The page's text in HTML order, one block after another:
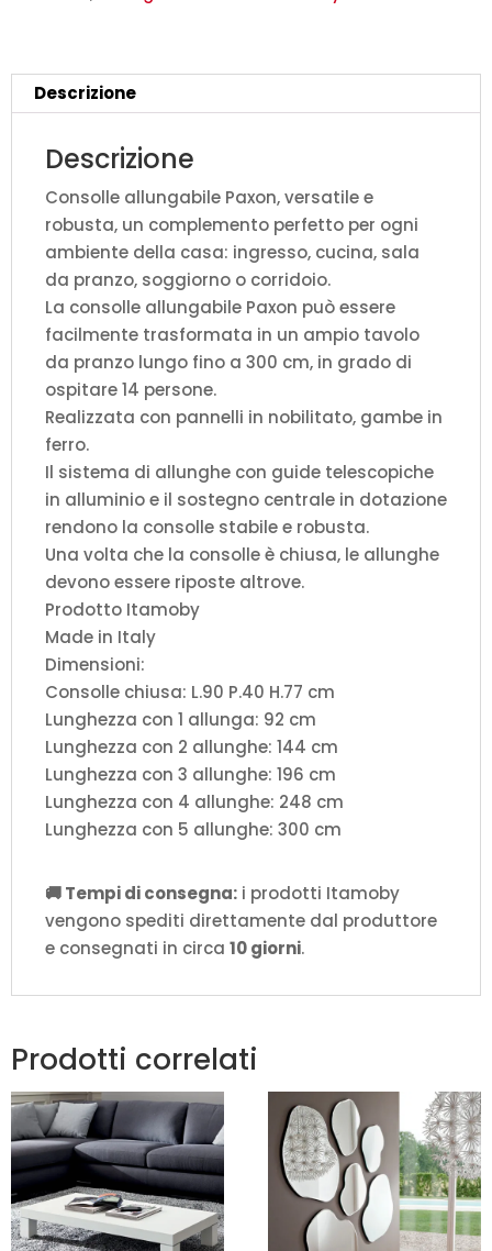
Descrizione
Descrizione
Consolle allungabile Paxon, versatile e
robusta, un complemento perfetto per ogni
ambiente della casa: ingresso, cucina, sala
da pranzo, soggiorno o corridoio.
La consolle allungabile Paxon può essere
facilmente trasformata in un ampio tavolo
da pranzo lungo fino a 300 cm, in grado di
ospitare 14 persone.
Realizzata con pannelli in nobilitato, gambe in
ferro.
Il sistema di allunghe con guide telescopiche
in alluminio e il sostegno centrale in dotazione
rendono la consolle stabile e robusta.
Una volta che la consolle è chiusa, le allunghe
devono essere riposte altrove.
Prodotto Itamoby
Made in Italy
Dimensioni:
Consolle chiusa: L.90 P.40 H.77 cm
Lunghezza con 1 allunga: 92 cm
Lunghezza con 2 allunghe: 144 cm
Lunghezza con 3 allunghe: 196 cm
Lunghezza con 4 allunghe: 248 cm
Lunghezza con 5 allunghe: 300 cm
🚚 Tempi di consegna: i prodotti Itamoby
vengono spediti direttamente dal produttore
e consegnati in circa 10 giorni.
Prodotti correlati